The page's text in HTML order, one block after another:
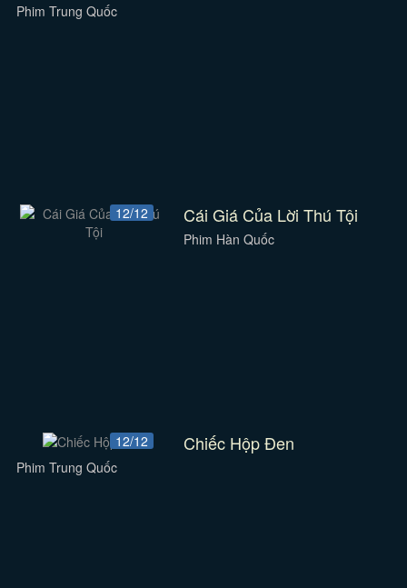
Phim Trung Quốc
12/12 Cái Giá Của Lời Thú Tội
Phim Hàn Quốc
12/12 Chiếc Hộp Đen
Phim Trung Quốc